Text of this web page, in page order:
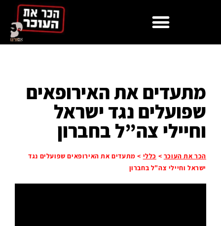
מתעדים את האירופאים
שפועלים נגד ישראל
וחיילי צה”ל בחברון
הכר את העוכר > כללי > מתעדים את האירופאים שפועלים נגד
ישראל וחיילי צה"ל בחברון